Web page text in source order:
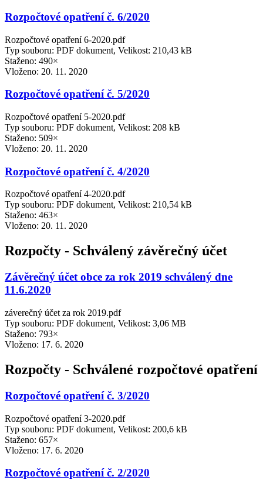
Rozpočtové opatření č. 6/2020
Rozpočtové opatření 6-2020.pdf
Typ souboru: PDF dokument, Velikost: 210,43 kB
Staženo: 490×
Vloženo: 20. 11. 2020
Rozpočtové opatření č. 5/2020
Rozpočtové opatření 5-2020.pdf
Typ souboru: PDF dokument, Velikost: 208 kB
Staženo: 509×
Vloženo: 20. 11. 2020
Rozpočtové opatření č. 4/2020
Rozpočtové opatření 4-2020.pdf
Typ souboru: PDF dokument, Velikost: 210,54 kB
Staženo: 463×
Vloženo: 20. 11. 2020
Rozpočty - Schválený závěrečný účet
Závěrečný účet obce za rok 2019 schválený dne
11.6.2020
záverečný účet za rok 2019.pdf
Typ souboru: PDF dokument, Velikost: 3,06 MB
Staženo: 793×
Vloženo: 17. 6. 2020
Rozpočty - Schválené rozpočtové opatření
Rozpočtové opatření č. 3/2020
Rozpočtové opatření 3-2020.pdf
Typ souboru: PDF dokument, Velikost: 200,6 kB
Staženo: 657×
Vloženo: 17. 6. 2020
Rozpočtové opatření č. 2/2020